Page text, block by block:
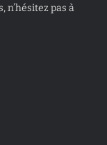
n’hésitez pas à